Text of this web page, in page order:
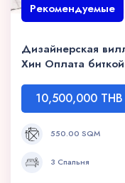
Рекомендуемые
Дизайнерская
Хин Оплата
10,500,000 THB
550.00 SQM
3 Спальня